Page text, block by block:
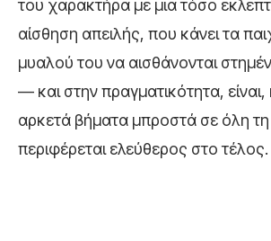
του χαρακτήρα με μια τόσο
αίσθηση απειλής, που κάνει τα
μυαλού του να αισθάνονται
— και στην πραγματικότητα, είναι,
αρκετά βήματα μπροστά σε όλη
περιφέρεται ελεύθερος στο τέλος.